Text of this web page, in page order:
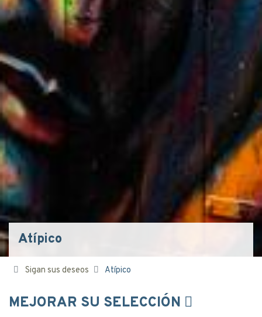
Atípico
Sigan sus deseos Atípico
MEJORAR SU SELECCIÓN